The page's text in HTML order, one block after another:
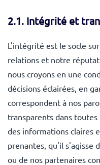
2.1. Intégrité et
L'intégrité est le socle
relations et notre
nous croyons en une
décisions éclairées, en
correspondent à nos
transparents dans
des informations claires
prenantes, qu'il s'agisse
ou de nos partenaires